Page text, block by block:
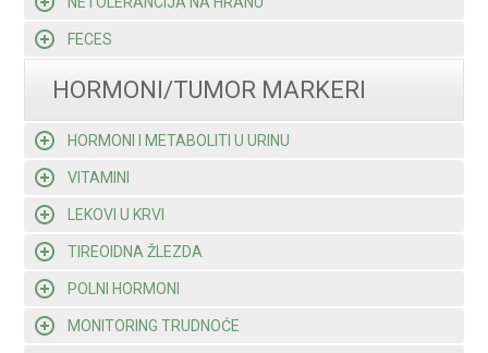
FECES
HORMONI/TUMOR MARKERI
HORMONI I METABOLITI U URINU
VITAMINI
LEKOVI U KRVI
TIREOIDNA ŽLEZDA
POLNI HORMONI
MONITORING TRUDNOĆE